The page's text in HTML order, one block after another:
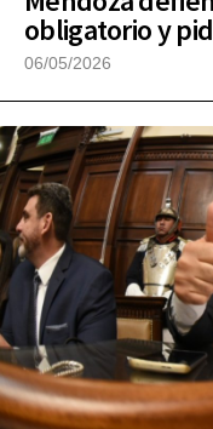
obligatorio y
06/05/2026